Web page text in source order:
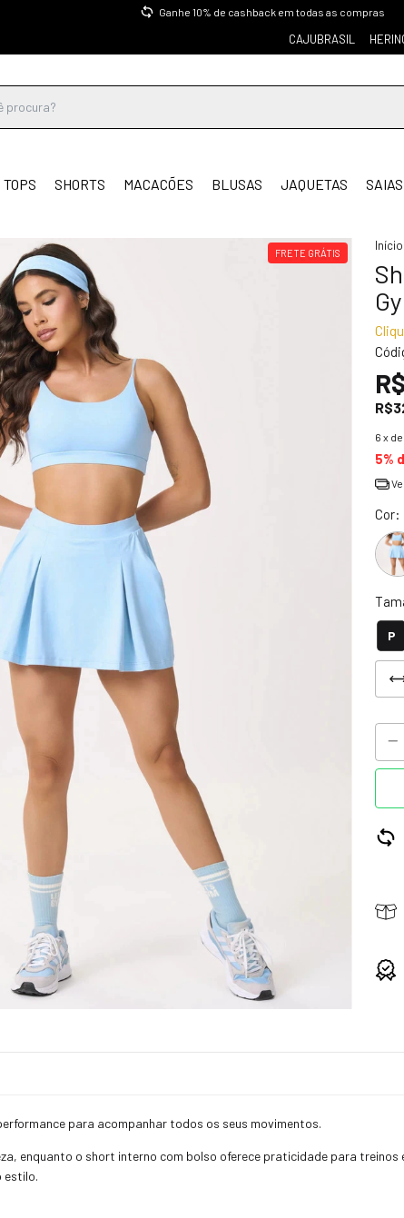
Ganhe 10% de cashback em todas as compras
CAJUBRASIL
TOPS SHORTS MACACÕES BLUSAS JAQUETAS SAIAS
FRETE GRÁTIS
Início
6 x de
5%
Cor:
P
para acompanhar todos os seus movimentos.
enquanto o short interno com bolso oferece praticidade para
estilo.